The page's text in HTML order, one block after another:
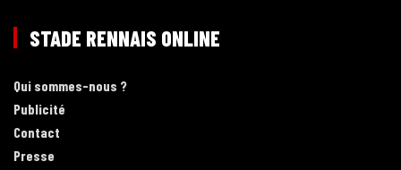
STADE RENNAIS ONLINE
Qui sommes-nous ?
Publicité
Contact
Presse